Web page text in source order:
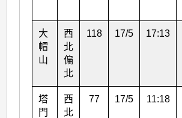
大
帽
山
西
北
偏
北
118 17/5 17:13
塔
門
西
北
77 17/5 11:18